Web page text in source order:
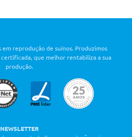
em reprodução de suínos. Produzimos
que melhor rentabiliza a sua
produção.
NEWSLETTER